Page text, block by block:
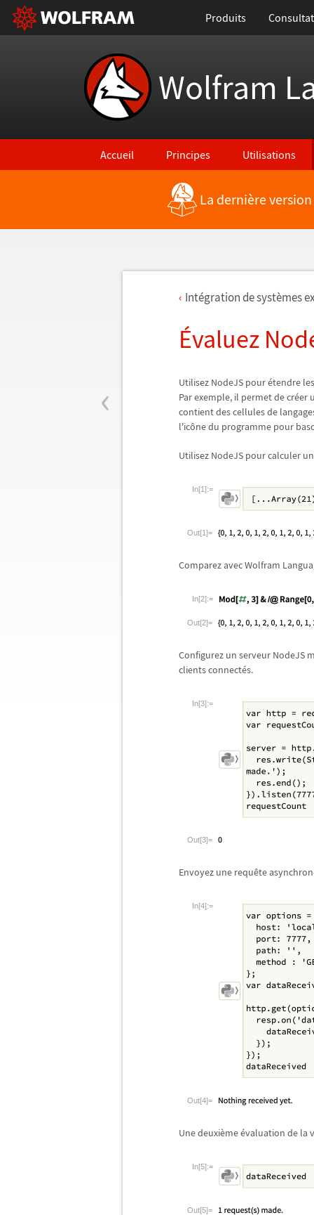
Produits
Wolfram
Accueil Principes Utilisations
La dernière
‹
Intégration de systèmes
Évaluez
Utilisez NodeJS pourétendre
Par exemple, il permet de créer
contient des cellules de
l'icône du programme pour
Utilisez NodeJS pour calculer
In[1]:=
Out[1]=
Comparez avec Wolfram
In[2]:=
Out[2]=
Configurez un serveur NodeJS
clients connectés.
In[3]:=
Out[3]=
Envoyez une requête
In[4]:=
Out[4]=
Une deuxièmeévaluation de la
In[5]:=
Out[5]=